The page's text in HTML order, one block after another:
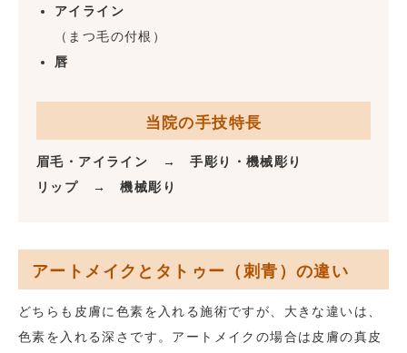
アイライン
（まつ毛の付根）
唇
当院の手技特長
眉毛・アイライン → 手彫り・機械彫り
リップ → 機械彫り
アートメイクとタトゥー（刺青）の違い
どちらも皮膚に色素を入れる施術ですが、大きな違いは、
色素を入れる深さです。アートメイクの場合は皮膚の真皮